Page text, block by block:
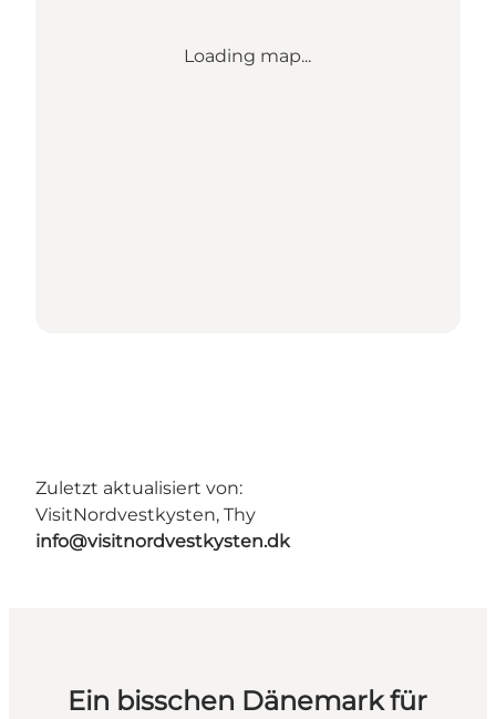
Loading map...
Zuletzt aktualisiert von:
VisitNordvestkysten, Thy
info@visitnordvestkysten.dk
Ein bisschen Dänemark für